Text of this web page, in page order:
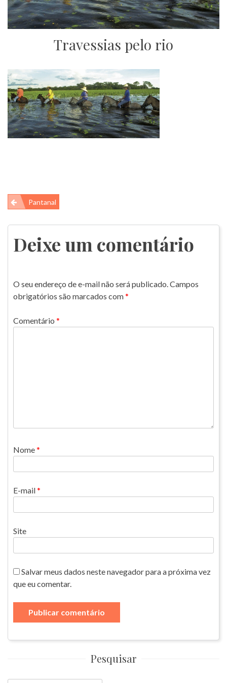
Travessias pelo rio
Navegação
de
Post
Pantanal
Deixe um comentário
O seu endereço de e-mail não será publicado.Campos
obrigatórios são marcados com*
Comentário *
Nome*
E-mail*
Site
Salvar meus dados neste navegador para a próxima vez
que eu comentar.
Pesquisar